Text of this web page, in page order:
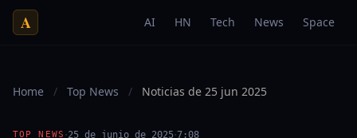
A AI HN Tech News Space
Home / Top News / Noticias de 25 jun 2025
TOP NEWS 25 de junio de 2025 7:08